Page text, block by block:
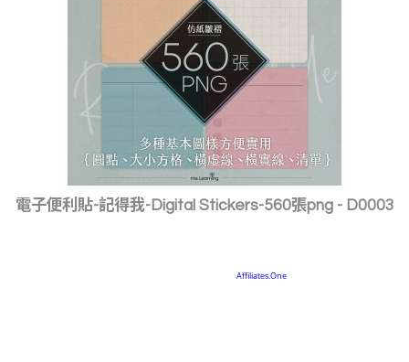
電子便利貼-記得我-Digital Stickers-560張png - D0003